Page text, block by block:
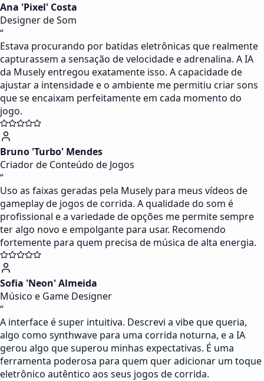
Ana 'Pixel' Costa
Designer de Som
“
Estava procurando por batidas eletrônicas que realmente
capturassem a sensação de velocidade e adrenalina. A IA
da Musely entregou exatamente isso. A capacidade de
ajustar a intensidade e o ambiente me permitiu criar sons
que se encaixam perfeitamente em cada momento do
jogo.
Bruno 'Turbo' Mendes
Criador de Conteúdo de Jogos
“
Uso as faixas geradas pela Musely para meus vídeos de
gameplay de jogos de corrida. A qualidade do som é
profissional e a variedade de opções me permite sempre
ter algo novo e empolgante para usar. Recomendo
fortemente para quem precisa de música de alta energia.
Sofia 'Neon' Almeida
Músico e Game Designer
“
A interface é super intuitiva. Descrevi a vibe que queria,
algo como synthwave para uma corrida noturna, e a IA
gerou algo que superou minhas expectativas. É uma
ferramenta poderosa para quem quer adicionar um toque
eletrônico autêntico aos seus jogos de corrida.